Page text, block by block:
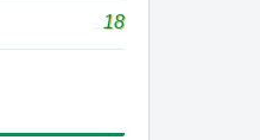
18